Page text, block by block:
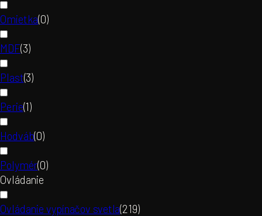
Omietka(0)
MDF(3)
Plast(3)
Perie(1)
Hodváb(0)
Polymér(0)
Ovládanie
Ovládanie vypínačov svetla(219)